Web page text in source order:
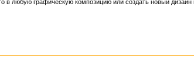
в любую графическую композицию или создать новый дизайн